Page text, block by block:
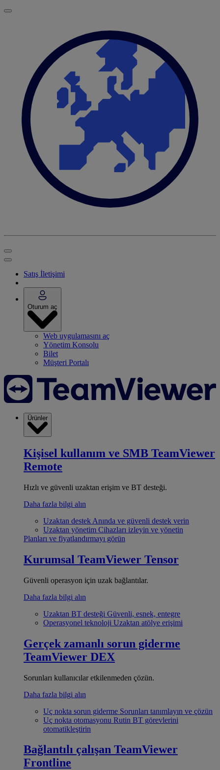
Satış İletişimi
Oturum aç
Web uygulamasını aç
Yönetim Konsolu
Bilet
Müşteri Portalı
Ürünler
Kişisel kullanım ve SMB TeamViewer
Remote
Hızlı ve güvenli uzaktan erişim ve BT desteği.
Daha fazla bilgi alın
Uzaktan destek Anında ve güvenli destek verin
Uzaktan yönetim Cihazları izleyin ve yönetin
Planları ve fiyatlandırmayı görün
Kurumsal TeamViewer Tensor
Güvenli operasyon için uzak bağlantılar.
Daha fazla bilgi alın
Uzaktan BT desteği Güvenli, esnek, entegre
Operasyonel teknoloji Uzaktan atölye erişimi
Gerçek zamanlı sorun giderme
TeamViewer DEX
Sorunları kullanıcılar etkilenmeden çözün.
Daha fazla bilgi alın
Uç nokta sorun giderme Sorunları tanımlayın ve çözün
Uç nokta otomasyonu Rutin BT görevlerini
otomatikleştirin
Bağlantılı çalışan TeamViewer
Frontline